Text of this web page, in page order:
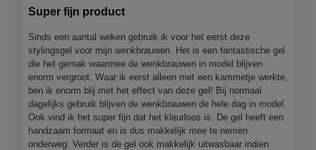
sterren.
Super fijn product
Sinds een aantal weken gebruik ik voor het eerst deze
stylingsgel voor mijn wenkbrauwen. Het is een fantastische gel
die het gemak waarmee de wenkbrauwen in model blijven
enorm vergroot. Waar ik eerst alleen met een kammetje werkte,
ben ik enorm blij met het effect van deze gel! Bij normaal
dagelijks gebruik blijven de wenkbrauwen de hele dag in model.
Ook vind ik het super fijn dat het kleurloos is. De gel heeft een
handzaam formaat en is dus makkelijk mee te nemen
onderweg. Verder is de gel ook makkelijk uitwasbaar indien